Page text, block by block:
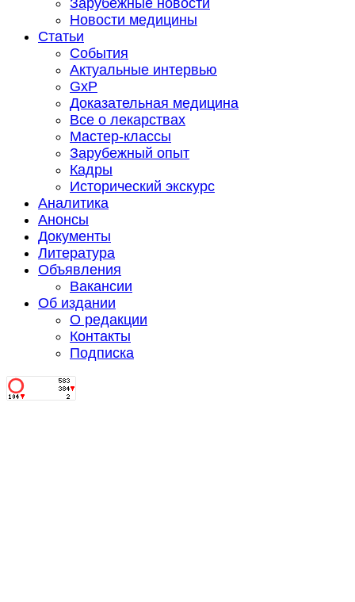
Новости медицины
Статьи
События
Актуальные интервью
GxP
Доказательная медицина
Все о лекарствах
Мастер-классы
Зарубежный опыт
Кадры
Исторический экскурс
Аналитика
Анонсы
Документы
Литература
Объявления
Вакансии
Об издании
О редакции
Контакты
Подписка